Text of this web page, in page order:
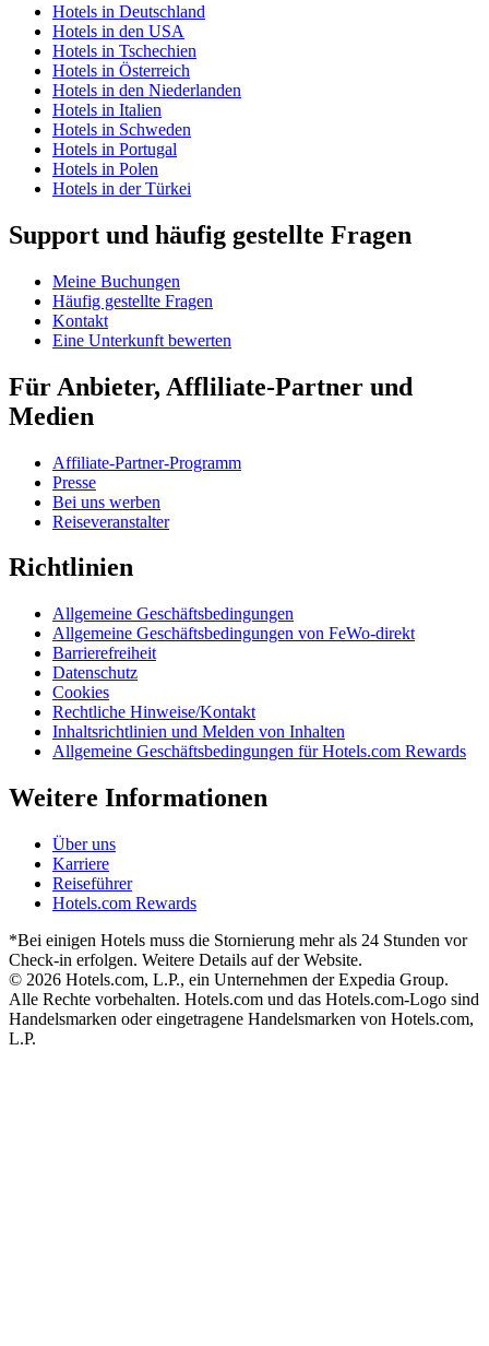
Hotels in Deutschland
Hotels in den USA
Hotels in Tschechien
Hotels in Österreich
Hotels in den Niederlanden
Hotels in Italien
Hotels in Schweden
Hotels in Portugal
Hotels in Polen
Hotels in der Türkei
Support und häufig gestellte Fragen
Meine Buchungen
Häufig gestellte Fragen
Kontakt
Eine Unterkunft bewerten
Für Anbieter, Affliliate-Partner und
Medien
Affiliate-Partner-Programm
Presse
Bei uns werben
Reiseveranstalter
Richtlinien
Allgemeine Geschäftsbedingungen
Allgemeine Geschäftsbedingungen von FeWo-direkt
Barrierefreiheit
Datenschutz
Cookies
Rechtliche Hinweise/Kontakt
Inhaltsrichtlinien und Melden von Inhalten
Allgemeine Geschäftsbedingungen für Hotels.com Rewards
Weitere Informationen
Über uns
Karriere
Reiseführer
Hotels.com Rewards
*Bei einigen Hotels muss die Stornierung mehr als 24 Stunden vor
Check-in erfolgen. Weitere Details auf der Website.
© 2026 Hotels.com, L.P., ein Unternehmen der Expedia Group.
Alle Rechte vorbehalten. Hotels.com und das Hotels.com-Logo sind
Handelsmarken oder eingetragene Handelsmarken von Hotels.com,
L.P.